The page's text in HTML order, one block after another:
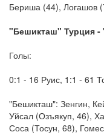
Бериша (44), Логашов
"Бешикташ" Турция -
Голы:
0:1 - 16 Руис, 1:1 - 61
"Бешикташ": Зенгин,
Уйсал (Озъякуп, 46),
Соса (Тосун, 68),